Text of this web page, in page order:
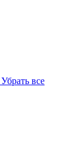
Убрать все